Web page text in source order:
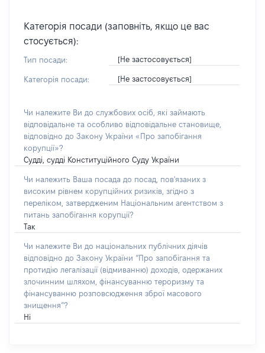
Категорія посади (заповніть, якщо це вас
стосується):
Тип посади: [Не застосовується]
Категорія посади: [Не застосовується]
Чи належите Ви до службових осіб, які займають
відповідальне та особливо відповідальне становище,
відповідно до Закону України «Про запобігання
корупції»?
Судді, судді Конституційного Суду України
Чи належить Ваша посада до посад, пов'язаних з
високим рівнем корупційних ризиків, згідно з
переліком, затвердженим Національним агентством з
питань запобігання корупції?
Так
Чи належите Ви до національних публічних діячів
відповідно до Закону України “Про запобігання та
протидію легалізації (відмиванню) доходів, одержаних
злочинним шляхом, фінансуванню тероризму та
фінансуванню розповсюдження зброї масового
знищення”?
Ні